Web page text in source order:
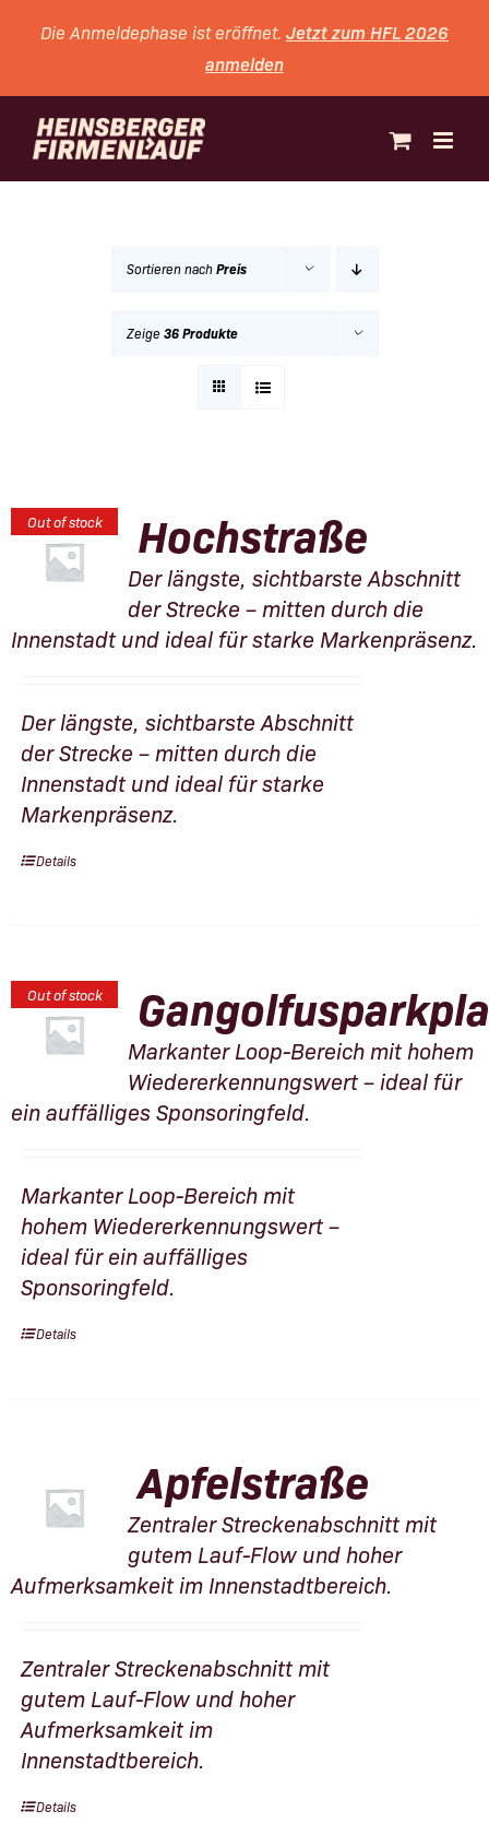
InhaltDie Anmeldephase ist eröffnet. Jetzt zum HFL 2026
anmelden
Sortieren nachPreis
Zeige 36 Produkte
Out of stock Hochstraße
Der längste, sichtbarste Abschnitt
der Strecke – mitten durch die
Innenstadt und ideal für starke Markenpräsenz.
Der längste, sichtbarste Abschnitt
der Strecke – mitten durch die
Innenstadt und ideal für starke
Markenpräsenz.
Details
Out of stock
Markanter Loop-Bereich mit hohem
Wiedererkennungswert – ideal für
ein auffälliges Sponsoringfeld.
Markanter Loop-Bereich mit
hohem Wiedererkennungswert –
ideal für ein auffälliges
Sponsoringfeld.
Details
Apfelstraße
Zentraler Streckenabschnitt mit
gutem Lauf-Flow und hoher
Aufmerksamkeit im Innenstadtbereich.
Zentraler Streckenabschnitt mit
gutem Lauf-Flow und hoher
Aufmerksamkeit im
Innenstadtbereich.
Details